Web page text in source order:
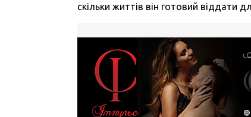
скільки життів він готовий віддати